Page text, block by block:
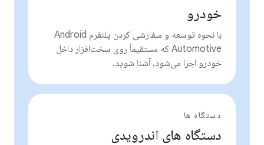
خودرو
با نحوه توسعه و سفارشی کردن پلتفرم Android
Automotive که مستقیماً روی سخت‌افزار داخل
خودرو اجرا می‌شود، آشنا شوید.
دستگاه ها
دستگاه های اندرویدی